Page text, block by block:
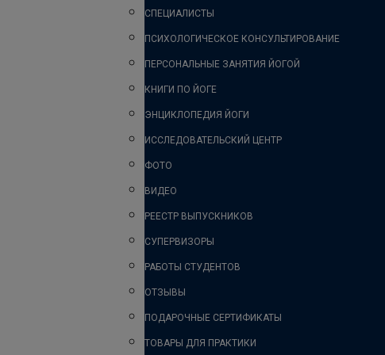
СПЕЦИАЛИСТЫ
ПСИХОЛОГИЧЕСКОЕ КОНСУЛЬТИРОВАНИЕ
ПЕРСОНАЛЬНЫЕ ЗАНЯТИЯ ЙОГОЙ
КНИГИ ПО ЙОГЕ
ЭНЦИКЛОПЕДИЯ ЙОГИ
ИССЛЕДОВАТЕЛЬСКИЙ ЦЕНТР
ФОТО
ВИДЕО
РЕЕСТР ВЫПУСКНИКОВ
СУПЕРВИЗОРЫ
РАБОТЫ СТУДЕНТОВ
ОТЗЫВЫ
ПОДАРОЧНЫЕ СЕРТИФИКАТЫ
ТОВАРЫ ДЛЯ ПРАКТИКИ